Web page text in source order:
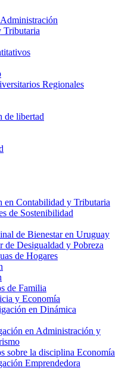
Tributaria
Regionales
de libertad
en Contabilidad y Tributaria
de Sostenibilidad
de Bienestar en Uruguay
Desigualdad y Pobreza
de Hogares
de Familia
y Economía
en Dinámica
en Administración y
sobre la disciplina Economía
Emprendedora